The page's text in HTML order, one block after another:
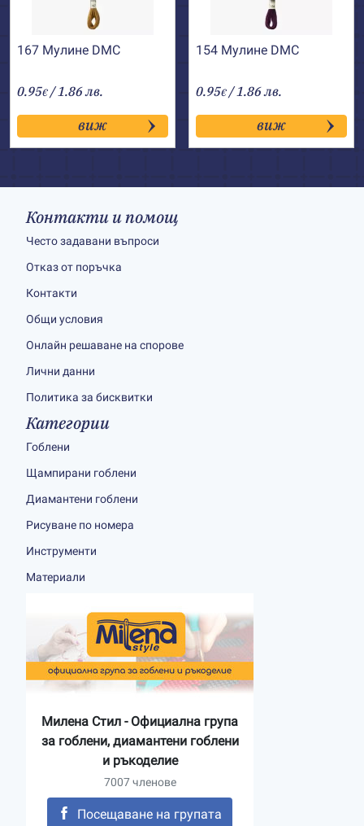
167 Мулине DMC
0.95€ / 1.86 лв.
виж
154 Мулине DMC
0.95€ / 1.86 лв.
виж
Контакти и помощ
Често задавани въпроси
Отказ от поръчка
Контакти
Общи условия
Онлайн решаване на спорове
Лични данни
Политика за бисквитки
Категории
Гоблени
Щампирани гоблени
Диамантени гоблени
Рисуване по номера
Инструменти
Материали
Милена Стил - Официална група
за гоблени, диамантени гоблени
и ръкоделие
7007 членове
Посещаване на групата